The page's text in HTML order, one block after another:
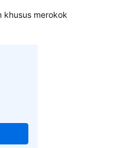
khusus merokok